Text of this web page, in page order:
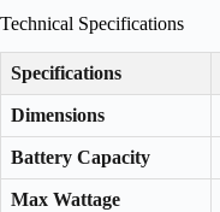
Technical Specifications
Specifications
Dimensions
Battery Capacity
Max Wattage